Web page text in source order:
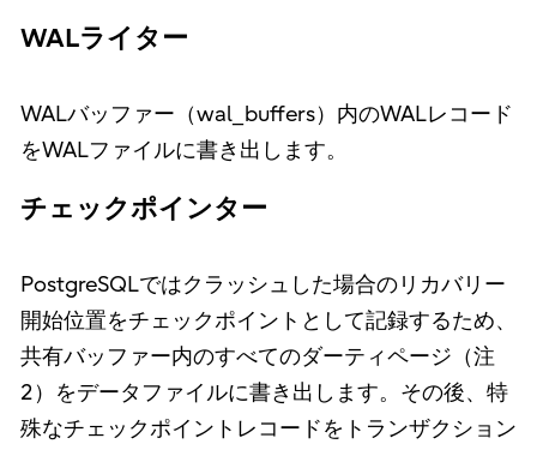
WALライター
WALバッファー（wal_buffers）内のWALレコード
をWALファイルに書き出します。
チェックポインター
PostgreSQLではクラッシュした場合のリカバリー
開始位置をチェックポイントとして記録するため、
共有バッファー内のすべてのダーティページ（注
2）をデータファイルに書き出します。その後、特
殊なチェックポイントレコードをトランザクション